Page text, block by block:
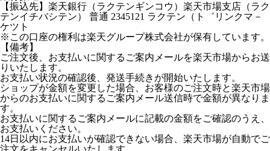
【振込先】楽天銀行（ラクテンギンコウ）楽天市場支店（ラク
テンイチバシテン） 普通 2345121 ラクテン（ト゛リンクマ－
ケツト
※この口座の権利は楽天グループ株式会社が保有しています。
【備考】
ご注文後、お支払いに関するご案内メールを楽天市場からお送
りいたします。
お支払い状況の確認後、発送手続きが開始いたします。
ショップが金額を変更した場合、お客様のご注文時と楽天市場
からのお支払いに関するご案内メール送信時で金額が異なりま
す。
お支払いに関するご案内メールに記載の金額をご確認のうえ、
お支払いください。
14日以内にお支払いが確認できない場合、楽天市場が自動でご
注文をキャンセルいたします。